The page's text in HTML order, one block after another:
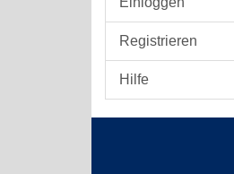
Registrieren
Hilfe